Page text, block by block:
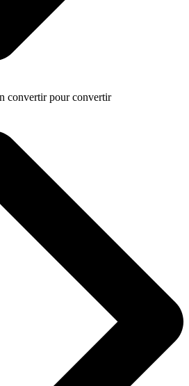
convertir pour convertir